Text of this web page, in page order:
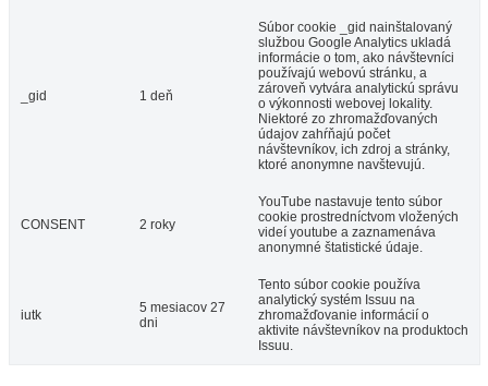
_gid 1 deň
Súbor cookie _gid nainštalovaný
službou Google Analytics ukladá
informácie o tom, ako návštevníci
používajú webovú stránku, a
zároveň vytvára analytickú správu
o výkonnosti webovej lokality.
Niektoré zo zhromažďovaných
údajov zahŕňajú počet
návštevníkov, ich zdroj a stránky,
ktoré anonymne navštevujú.
CONSENT 2 roky
YouTube nastavuje tento súbor
cookie prostredníctvom vložených
videí youtube a zaznamenáva
anonymné štatistické údaje.
iutk
5 mesiacov 27
dni
Tento súbor cookie používa
analytický systém Issuu na
zhromažďovanie informácií o
aktivite návštevníkov na produktoch
Issuu.